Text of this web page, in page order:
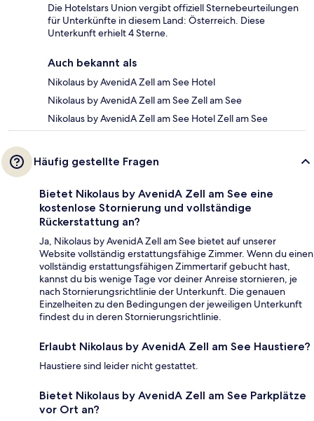
Die Hotelstars Union vergibt offiziell Sternebeurteilungen
für Unterkünfte in diesem Land: Österreich. Diese
Unterkunft erhielt 4 Sterne.
Auch bekannt als
Nikolaus by AvenidA Zell am See Hotel
Nikolaus by AvenidA Zell am See Zell am See
Nikolaus by AvenidA Zell am See Hotel Zell am See
Häufig gestellte Fragen
Bietet Nikolaus by AvenidA Zell am See eine
kostenlose Stornierung und vollständige
Rückerstattung an?
Ja, Nikolaus by AvenidA Zell am See bietet auf unserer
Website vollständig erstattungsfähige Zimmer. Wenn du einen
vollständig erstattungsfähigen Zimmertarif gebucht hast,
kannst du bis wenige Tage vor deiner Anreise stornieren, je
nach Stornierungsrichtlinie der Unterkunft. Die genauen
Einzelheiten zu den Bedingungen der jeweiligen Unterkunft
findest du in deren Stornierungsrichtlinie.
Erlaubt Nikolaus by AvenidA Zell am See Haustiere?
Haustiere sind leider nicht gestattet.
Bietet Nikolaus by AvenidA Zell am See Parkplätze
vor Ort an?